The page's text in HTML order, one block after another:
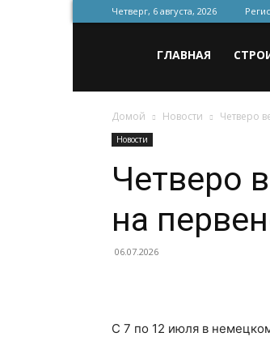
Четверг, 6 августа, 2026
для
строительства
и
ГЛАВНАЯ
Домой Новости Четверо
Новости
Четверо
на
06.07.2026
С 7 по 12 июля в